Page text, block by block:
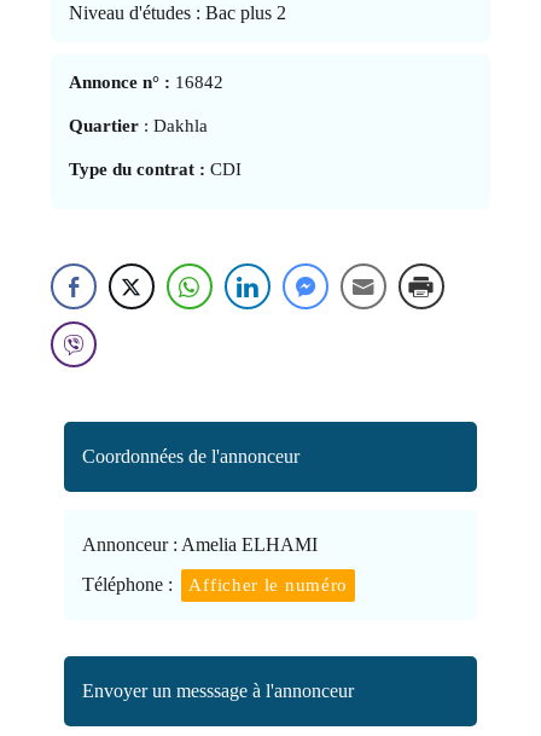
Niveau d'études : Bac plus 2
Annonce n° : 16842
Quartier : Dakhla
Type du contrat : CDI
Coordonnées de l'annonceur
Annonceur : Amelia ELHAMI
Téléphone :
Afficher le numéro
Envoyer un messsage à l'annonceur